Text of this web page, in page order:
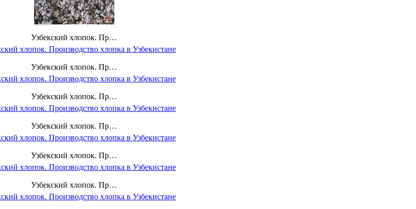
Узбекский хлопок. Производство хлопка в Узбекистане
Узбекский хлопок. Производство хлопка в Узбекистане
Узбекский хлопок. Производство хлопка в Узбекистане
Узбекский хлопок. Производство хлопка в Узбекистане
Узбекский хлопок. Производство хлопка в Узбекистане
Узбекский хлопок. Производство хлопка в Узбекистане